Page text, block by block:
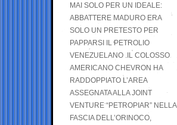
MAI SOLO PER UN IDEALE:
ABBATTERE MADURO ERA
SOLO UN PRETESTO PER
PAPPARSI IL PETROLIO
VENEZUELANO .IL COLOSSO
AMERICANO CHEVRON HA
RADDOPPIATO L’AREA
ASSEGNATA ALLA JOINT
VENTURE “PETROPIAR” NELLA
FASCIA DELL’ORINOCO,